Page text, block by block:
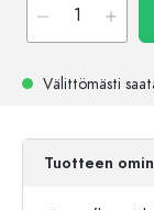
Välittömästi
Tuotteen